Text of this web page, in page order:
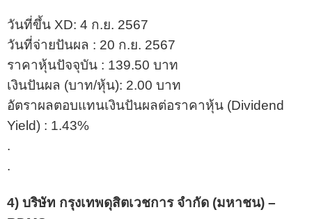
วันที่ขึ้น XD: 4 ก.ย. 2567
วันที่จ่ายปันผล : 20 ก.ย. 2567
ราคาหุ้นปัจจุบัน : 139.50 บาท
เงินปันผล (บาท/หุ้น): 2.00 บาท
อัตราผลตอบแทนเงินปันผลต่อราคาหุ้น (Dividend
Yield) : 1.43%
.
.
4) บริษัท กรุงเทพดุสิตเวชการ จำกัด (มหาชน) –